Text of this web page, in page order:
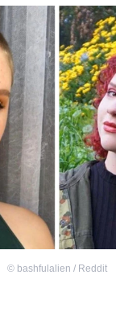
© bashfulalien / Reddit